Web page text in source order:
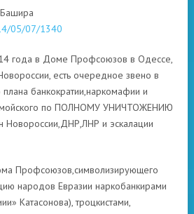
05/07/1340
года в Доме Профсоюзов в Одессе,
есть очередное звено в
банкократии,наркомафии и
по ПОЛНОМУ УНИЧТОЖЕНИЮ
Новороссии,ДНР,ЛНР и эскалации
Профсоюзов,символизирующего
народов Евразии наркобанкирами
Катасонова), троцкистами,